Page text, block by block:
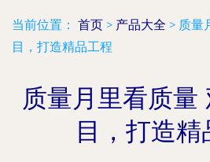
当前位置： 首页 > 产品大全 > 质量
目，打造精品工程
质量月里看质量
目，打造精